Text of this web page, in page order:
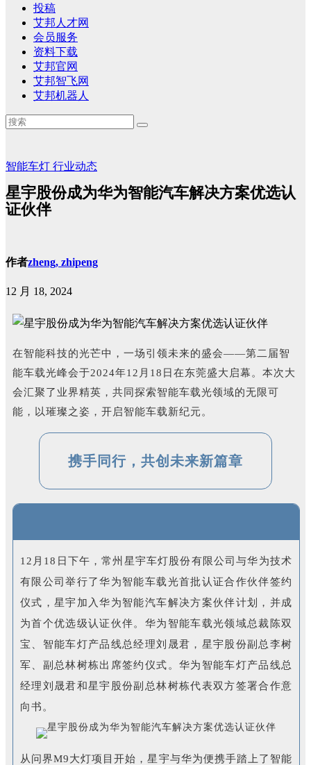
投稿
艾邦人才网
会员服务
资料下载
艾邦官网
艾邦智飞网
艾邦机器人
智能车灯 行业动态
星宇股份成为华为智能汽车解决方案优选认
证伙伴
作者zheng, zhipeng
12 月 18, 2024
在智能科技的光芒中，一场引领未来的盛会——第二届智
能车载光峰会于2024年12月18日在东莞盛大启幕。 本次大
会汇聚了业界精英，共同探索智能车载光领域的无限可
能，以璀璨之姿，开启智能车载新纪元。
携手同行，共创未来新篇章
12月18日下午，常州星宇车灯股份有限公司与华为技术
有限公司举行了华为智能车载光首批认证合作伙伴签约
仪式，星宇加入华为智能汽车解决方案伙伴计划，并成
为首个优选级认证伙伴。华为智能车载光领域总裁陈双
宝、智能车灯产品线总经理刘晟君，星宇股份副总李树
军、副总林树栋出席签约仪式。华为智能车灯产品线总
经理刘晟君和星宇股份副总林树栋代表双方签署合作意
向书。
从问界M9大灯项目开始，星宇与华为便携手踏上了智能